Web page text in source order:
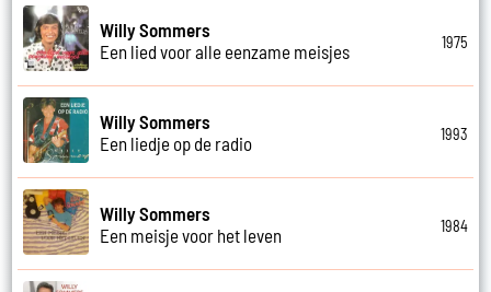
Willy Sommers
Een lied voor alle eenzame meisjes
1975
Willy Sommers
Een liedje op de radio
1993
Willy Sommers
Een meisje voor het leven
1984